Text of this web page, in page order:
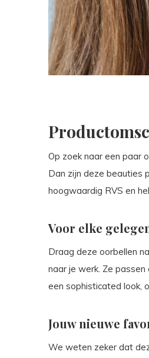
Op zoek naar een paar
Dan zijn deze beauties
hoogwaardig RVS en
Voor elke
Draag deze oorbellen
naar je werk. Ze
een sophisticated look,
Jouw nieuwe
We weten zeker dat